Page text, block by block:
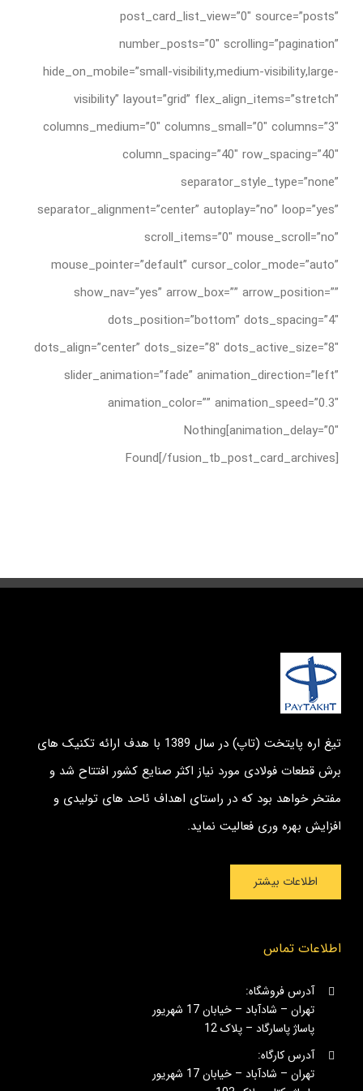
post_card_list_view=”0″ source=”posts”
number_posts=”0″ scrolling=”pagination”
hide_on_mobile=”small-visibility,medium-visibility,large-
visibility” layout=”grid” flex_align_items=”stretch”
columns_medium=”0″ columns_small=”0″ columns=”3″
column_spacing=”40″ row_spacing=”40″
separator_style_type=”none”
separator_alignment=”center” autoplay=”no” loop=”yes”
scroll_items=”0″ mouse_scroll=”no”
mouse_pointer=”default” cursor_color_mode=”auto”
show_nav=”yes” arrow_box=”” arrow_position=””
dots_position=”bottom” dots_spacing=”4″
dots_align=”center” dots_size=”8″ dots_active_size=”8″
slider_animation=”fade” animation_direction=”left”
animation_color=”” animation_speed=”0.3″
animation_delay=”0″]Nothing
Found[/fusion_tb_post_card_archives]
تیغ اره پایتخت (تاپ) در سال 1389 با هدف ارائه تکنیک های
برش قطعات فولادی مورد نیاز اکثر صنایع کشور افتتاح شد و
مفتخر خواهد بود که در راستای اهداف ئاحد های تولیدی و
افزایش بهره وری فعالیت نماید.
اطلاعات بیشتر
اطلاعات تماس
آدرس فروشگاه:
تهران – شادآباد – خیابان 17 شهریور
پاساژ پاسارگاد – پلاک 12
آدرس کارگاه:
تهران – شادآباد – خیابان 17 شهریور